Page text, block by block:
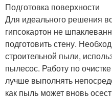
Подготовка поверхности
Для идеального решения
гипсокартон не
подготовить стену.
строительной пыли,
пылесос. Работу по
лучше выполнять
как пыль может вновь